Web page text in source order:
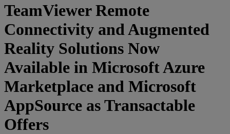
TeamViewer Remote
Connectivity and Augmented
Reality Solutions Now
Available in Microsoft Azure
Marketplace and Microsoft
AppSource as Transactable
Offers